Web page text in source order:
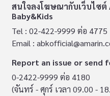
สนใจลงโฆษณากับเว็บไซต์
Baby&Kids
Tel : 02-422-9999 ต่อ 4775
Email :
Report an issue or send
0-2422-9999 ต่อ 4180
(จันทร์ - ศุกร์ เวลา 09.00 -